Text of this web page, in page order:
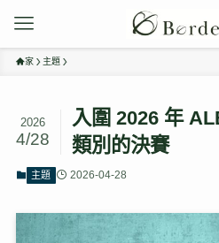
家 主題
入圍 2026 年
類別的決賽
2026
4/28
主題 2026-04-28